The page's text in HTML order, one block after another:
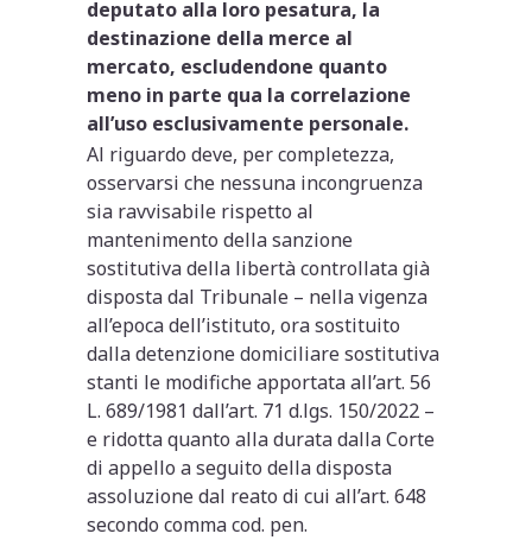
deputato alla loro pesatura, la
destinazione della merce al
mercato, escludendone quanto
meno in parte qua la correlazione
all’uso esclusivamente personale.
Al riguardo deve, per completezza,
osservarsi che nessuna incongruenza
sia ravvisabile rispetto al
mantenimento della sanzione
sostitutiva della libertà controllata già
disposta dal Tribunale – nella vigenza
all’epoca dell’istituto, ora sostituito
dalla detenzione domiciliare sostitutiva
stanti le modifiche apportata all’art. 56
L. 689/1981 dall’art. 71 d.lgs. 150/2022 –
e ridotta quanto alla durata dalla Corte
di appello a seguito della disposta
assoluzione dal reato di cui all’art. 648
secondo comma cod. pen.